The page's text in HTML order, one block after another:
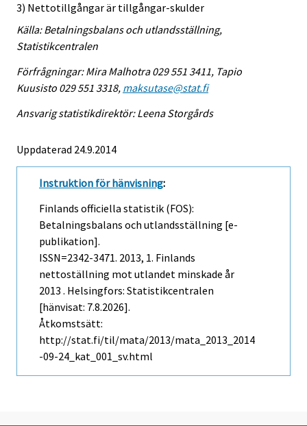
3) Nettotillgångar är tillgångar-skulder
Källa: Betalningsbalans och utlandsställning,
Statistikcentralen
Förfrågningar: Mira Malhotra 029 551 3411, Tapio
Kuusisto 029 551 3318, maksutase@stat.fi
Ansvarig statistikdirektör: Leena Storgårds
Uppdaterad 24.9.2014
Instruktion för hänvisning:
Finlands officiella statistik (FOS):
Betalningsbalans och utlandsställning [e-
publikation].
ISSN=2342-3471. 2013, 1. Finlands
nettoställning mot utlandet minskade år
2013 . Helsingfors: Statistikcentralen
[hänvisat: 7.8.2026].
Åtkomstsätt:
http://stat.fi/til/mata/2013/mata_2013_2014
-09-24_kat_001_sv.html